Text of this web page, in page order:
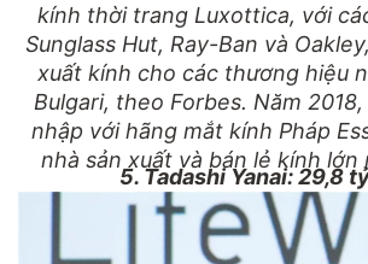
kính thời trang Luxottica, với
Sunglass Hut, Ray-Ban và
xuất kính cho các thương hiệu
Bulgari, theo Forbes. Năm
nhập với hãng mắt kính Pháp
nhà sản xuất và bán lẻ kính lớn
5. Tadashi Yanai: 29,8